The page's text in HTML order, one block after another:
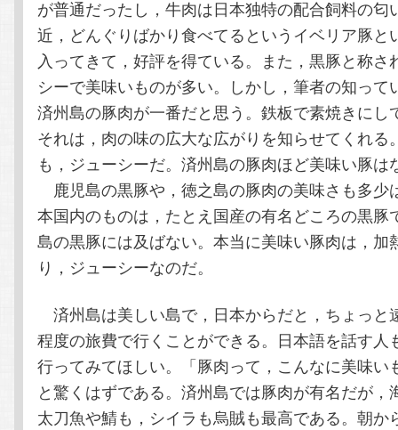
が普通だったし，牛肉は日本独特の配合飼料の匂
近，どんぐりばかり食べてるというイベリア豚と
入ってきて，好評を得ている。また，黒豚と称さ
シーで美味いものが多い。しかし，筆者の知って
済州島の豚肉が一番だと思う。鉄板で素焼きにし
それは，肉の味の広大な広がりを知らせてくれる
も，ジューシーだ。済州島の豚肉ほど美味い豚は
鹿児島の黒豚や，徳之島の豚肉の美味さも多少
本国内のものは，たとえ国産の有名どころの黒豚
島の黒豚には及ばない。本当に美味い豚肉は，加
り，ジューシーなのだ。
済州島は美しい島で，日本からだと，ちょっと
程度の旅費で行くことができる。日本語を話す人
行ってみてほしい。「豚肉って，こんなに美味い
と驚くはずである。済州島では豚肉が有名だが，
太刀魚や鯖も，シイラも烏賊も最高である。朝か